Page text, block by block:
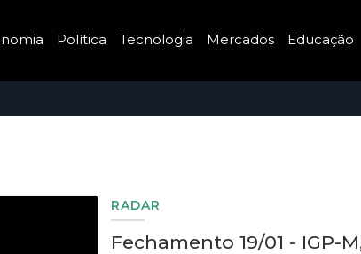
Política Tecnologia Mercados Educação
RADAR
Fechamento 19/01 - IGP-